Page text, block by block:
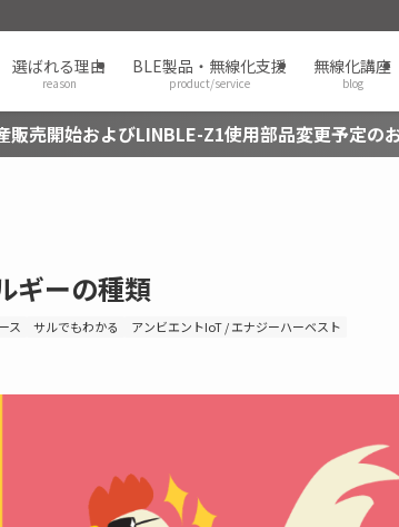
選ばれる理由
reason
BLE製品・無線化支援
product/service
無線化講座
blog
販売開始およびLINBLE-Z1使用部品変更予定の
ギーの種類
ス サルでもわかる アンビエントIoT / エナジーハーベスト